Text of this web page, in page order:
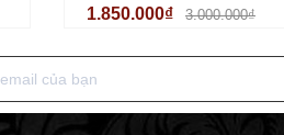
42mm Chính Hãng
1.850.000₫ 3.000.000₫